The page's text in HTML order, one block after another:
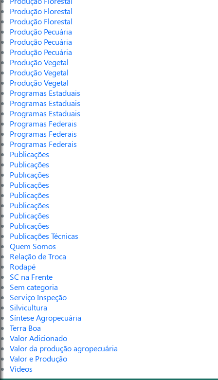
Produção Florestal
Produção Florestal
Produção Pecuária
Produção Pecuária
Produção Pecuária
Produção Vegetal
Produção Vegetal
Produção Vegetal
Programas Estaduais
Programas Estaduais
Programas Estaduais
Programas Federais
Programas Federais
Programas Federais
Publicações
Publicações
Publicações
Publicações
Publicações
Publicações
Publicações
Publicações
Publicações Técnicas
Quem Somos
Relação de Troca
Rodapé
SC na Frente
Sem categoria
Serviço Inspeção
Silvicultura
Síntese Agropecuária
Terra Boa
Valor Adicionado
Valor da produção agropecuária
Valor e Produção
Vídeos